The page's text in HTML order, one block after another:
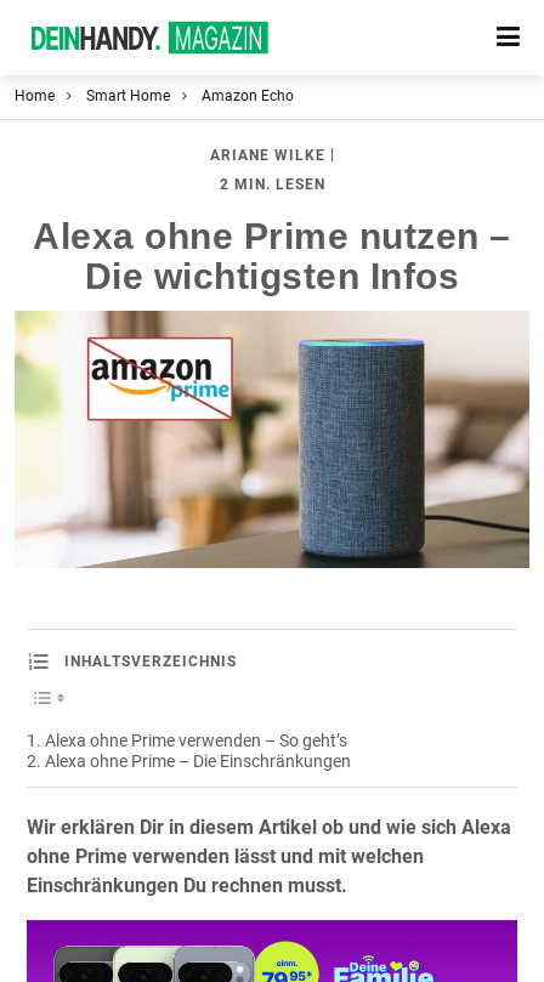
Home Smart Home Amazon Echo
ARIANE WILKE
2 MIN. LESEN
Alexa ohne Prime nutzen –
Die wichtigsten Infos
INHALTSVERZEICHNIS
Alexa ohne Prime verwenden – So geht’s
Alexa ohne Prime – Die Einschränkungen
Wir erklären Dir in diesem Artikel ob und wie sich Alexa
ohne Prime verwenden lässt und mit welchen
Einschränkungen Du rechnen musst.